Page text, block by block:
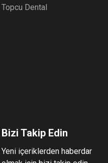
Topcu Dental
Bizi Takip Edin
Yeni içeriklerden haberdar